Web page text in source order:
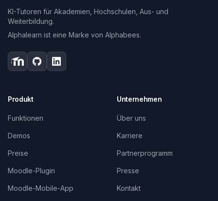
KI-Tutoren für Akademien, Hochschulen, Aus- und
Weiterbildung.
Alphalearn ist eine Marke von Alphabees.
Produkt
Funktionen
Demos
Preise
Moodle-Plugin
Moodle-Mobile-App
Unternehmen
Über uns
Karriere
Partnerprogramm
Presse
Kontakt